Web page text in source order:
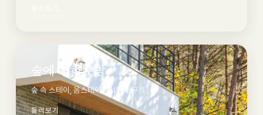
숲에서 하룻밤
숲 속 스테이, 옴스테이에서의 머무름
둘러보기